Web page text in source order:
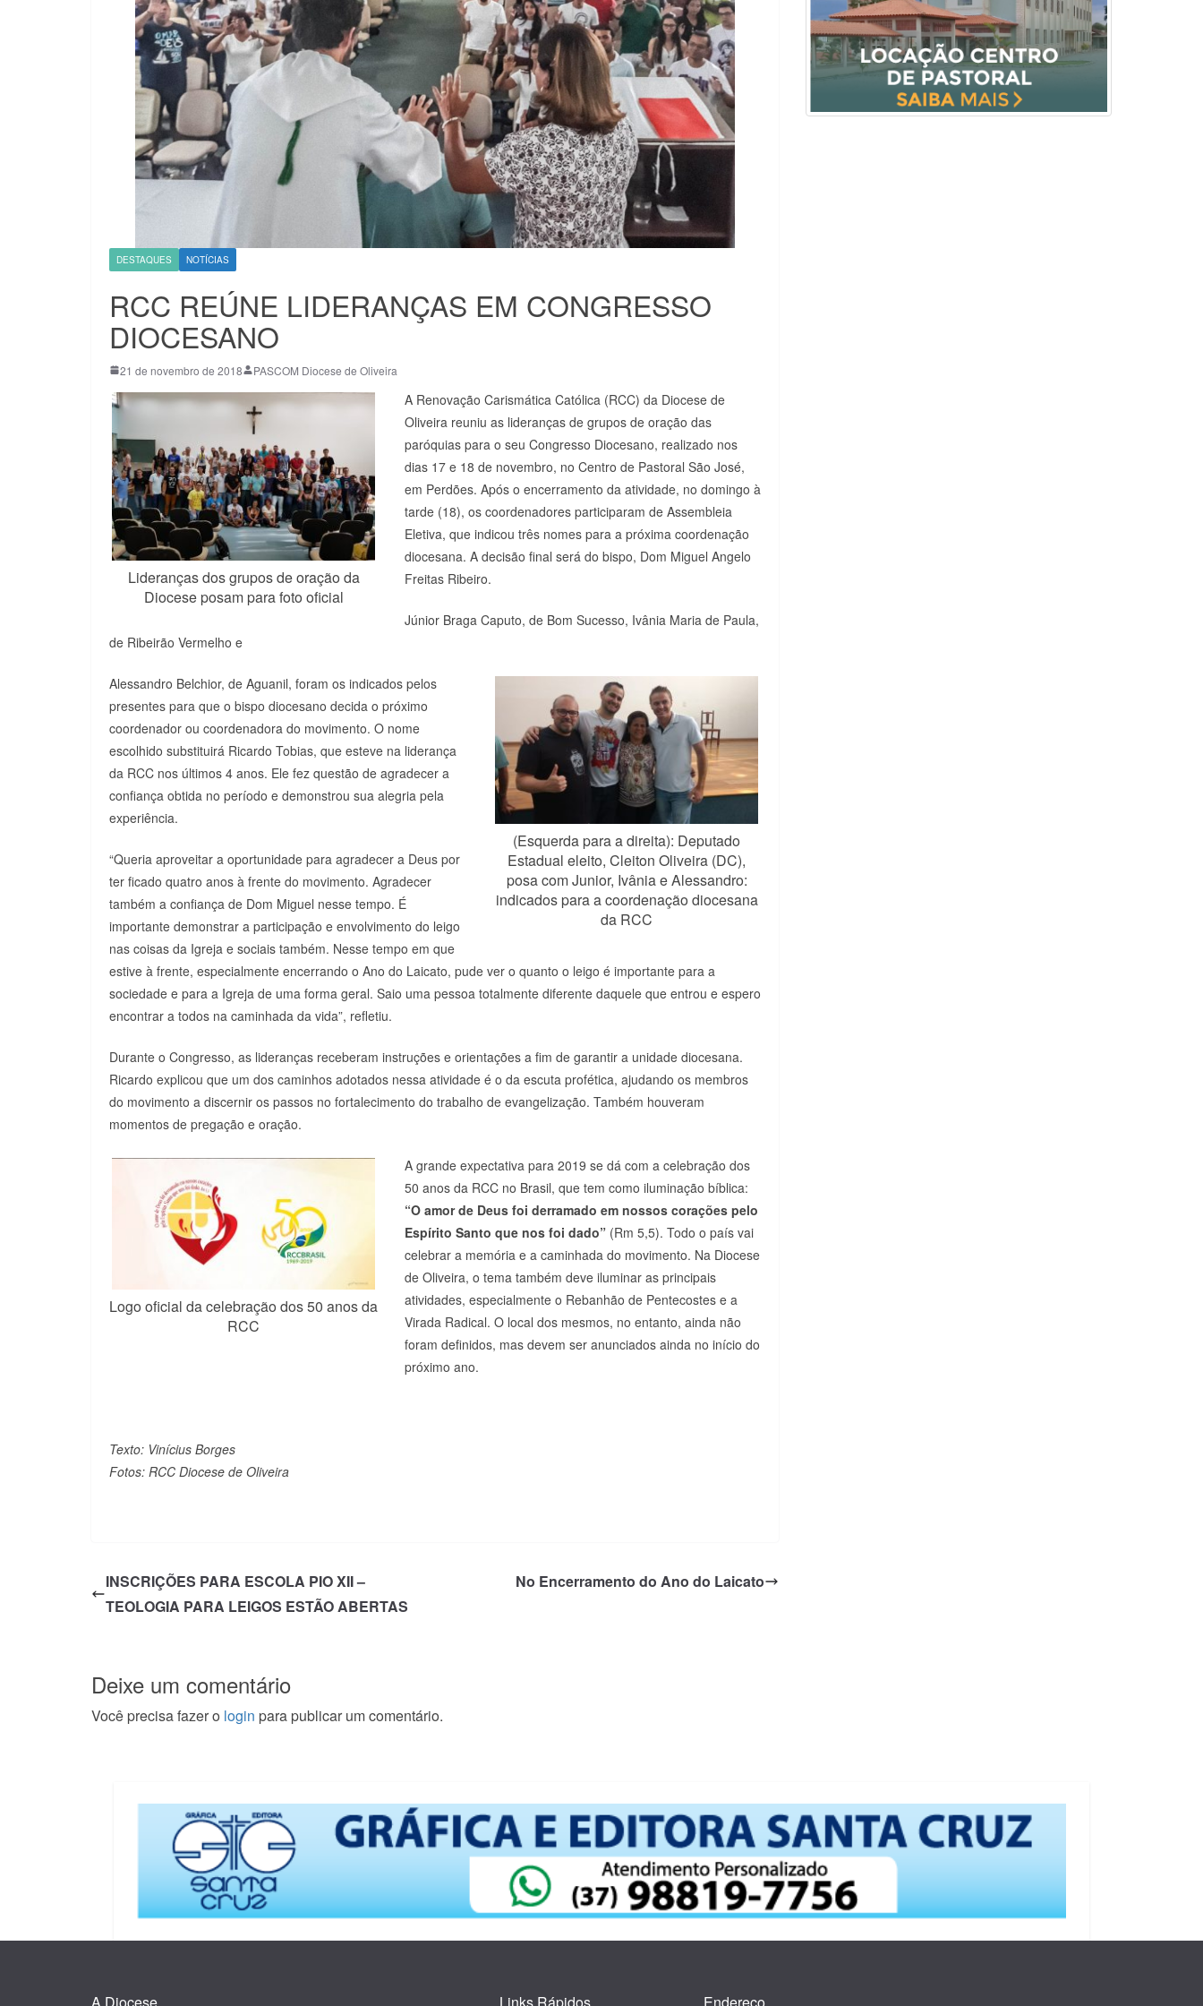
DESTAQUES NOTÍCIAS
RCC REÚNE LIDERANÇAS EM CONGRESSO
DIOCESANO
21 de novembro de 2018 PASCOM Diocese de Oliveira
Lideranças dos grupos de oração da
Diocese posam para foto oficial
A Renovação Carismática Católica (RCC) da Diocese de
Oliveira reuniu as lideranças de grupos de oração das
paróquias para o seu Congresso Diocesano, realizado nos
dias 17 e 18 de novembro, no Centro de Pastoral São José,
em Perdões. Após o encerramento da atividade, no domingo à
tarde (18), os coordenadores participaram de Assembleia
Eletiva, que indicou três nomes para a próxima coordenação
diocesana. A decisão final será do bispo, Dom Miguel Angelo
Freitas Ribeiro.
Júnior Braga Caputo, de Bom Sucesso, Ivânia Maria de Paula,
de Ribeirão Vermelho e
(Esquerda para a direita): Deputado
Estadual eleito, Cleiton Oliveira (DC),
posa com Junior, Ivânia e Alessandro:
indicados para a coordenação diocesana
da RCC
Alessandro Belchior, de Aguanil, foram os indicados pelos
presentes para que o bispo diocesano decida o próximo
coordenador ou coordenadora do movimento. O nome
escolhido substituirá Ricardo Tobias, que esteve na liderança
da RCC nos últimos 4 anos. Ele fez questão de agradecer a
confiança obtida no período e demonstrou sua alegria pela
experiência.
“Queria aproveitar a oportunidade para agradecer a Deus por
ter ficado quatro anos à frente do movimento. Agradecer
também a confiança de Dom Miguel nesse tempo. É
importante demonstrar a participação e envolvimento do leigo
nas coisas da Igreja e sociais também. Nesse tempo em que
estive à frente, especialmente encerrando o Ano do Laicato, pude ver o quanto o leigo é importante para a
sociedade e para a Igreja de uma forma geral. Saio uma pessoa totalmente diferente daquele que entrou e espero
encontrar a todos na caminhada da vida”, refletiu.
Durante o Congresso, as lideranças receberam instruções e orientações a fim de garantir a unidade diocesana.
Ricardo explicou que um dos caminhos adotados nessa atividade é o da escuta profética, ajudando os membros
do movimento a discernir os passos no fortalecimento do trabalho de evangelização. Também houveram
momentos de pregação e oração.
Logo oficial da celebração dos 50 anos da
RCC
A grande expectativa para 2019 se dá com a celebração dos
50 anos da RCC no Brasil, que tem como iluminação bíblica:
“O amor de Deus foi derramado em nossos corações pelo
Espírito Santo que nos foi dado” (Rm 5,5). Todo o país vai
celebrar a memória e a caminhada do movimento. Na Diocese
de Oliveira, o tema também deve iluminar as principais
atividades, especialmente o Rebanhão de Pentecostes e a
Virada Radical. O local dos mesmos, no entanto, ainda não
foram definidos, mas devem ser anunciados ainda no início do
próximo ano.
Texto: Vinícius Borges
Fotos: RCC Diocese de Oliveira
INSCRIÇÕES PARA ESCOLA PIO XII –
TEOLOGIA PARA LEIGOS ESTÃO ABERTAS
No Encerramento do Ano do Laicato
Deixe um comentário
Você precisa fazer o login para publicar um comentário.